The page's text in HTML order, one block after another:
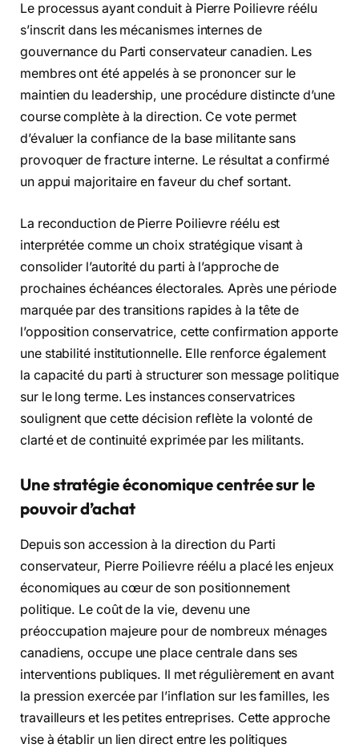
Le processus ayant conduit à Pierre Poilievre réélu
s’inscrit dans les mécanismes internes de
gouvernance du Parti conservateur canadien. Les
membres ont été appelés à se prononcer sur le
maintien du leadership, une procédure distincte d’une
course complète à la direction. Ce vote permet
d’évaluer la confiance de la base militante sans
provoquer de fracture interne. Le résultat a confirmé
un appui majoritaire en faveur du chef sortant.
La reconduction de Pierre Poilievre réélu est
interprétée comme un choix stratégique visant à
consolider l’autorité du parti à l’approche de
prochaines échéances électorales. Après une période
marquée par des transitions rapides à la tête de
l’opposition conservatrice, cette confirmation apporte
une stabilité institutionnelle. Elle renforce également
la capacité du parti à structurer son message politique
sur le long terme. Les instances conservatrices
soulignent que cette décision reflète la volonté de
clarté et de continuité exprimée par les militants.
Une stratégie économique centrée sur le
pouvoir d’achat
Depuis son accession à la direction du Parti
conservateur, Pierre Poilievre réélu a placé les enjeux
économiques au cœur de son positionnement
politique. Le coût de la vie, devenu une
préoccupation majeure pour de nombreux ménages
canadiens, occupe une place centrale dans ses
interventions publiques. Il met régulièrement en avant
la pression exercée par l’inflation sur les familles, les
travailleurs et les petites entreprises. Cette approche
vise à établir un lien direct entre les politiques